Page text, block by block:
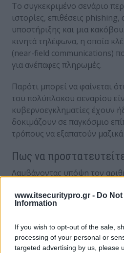
www.itsecuritypro.gr - Do
Information
If you wish to opt-out of the sale,
processing of your personal or
targeted advertising by us, please
Το συγκεκριμένο σενάριο
ιστορίες, επιθέσεις phishing,
υποστήριξης και μια
κινητά τηλέφωνα, η οποία
(near-field communications)
για ανέπαφες πληρωμές.
Παρότι μπορεί να φαίνεται
του πολύπλοκου σεναρίου
κυβερνοεγκληματίες έχουν
δοκιμάζουν σε παγκόσμιο
τρόπους να εξαπατούν
Πως να
Λαμβάνοντας υπόψη τον
το ποσοστό επιτυχίας των
παραμένει ανησυχητικά
35% στο Ηνωμένο Βασίλειο).
και η πρόληψη των κινδύνων
αποτελέσουν δεύτερη φύση.